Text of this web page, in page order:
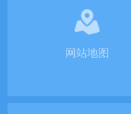
网站地图